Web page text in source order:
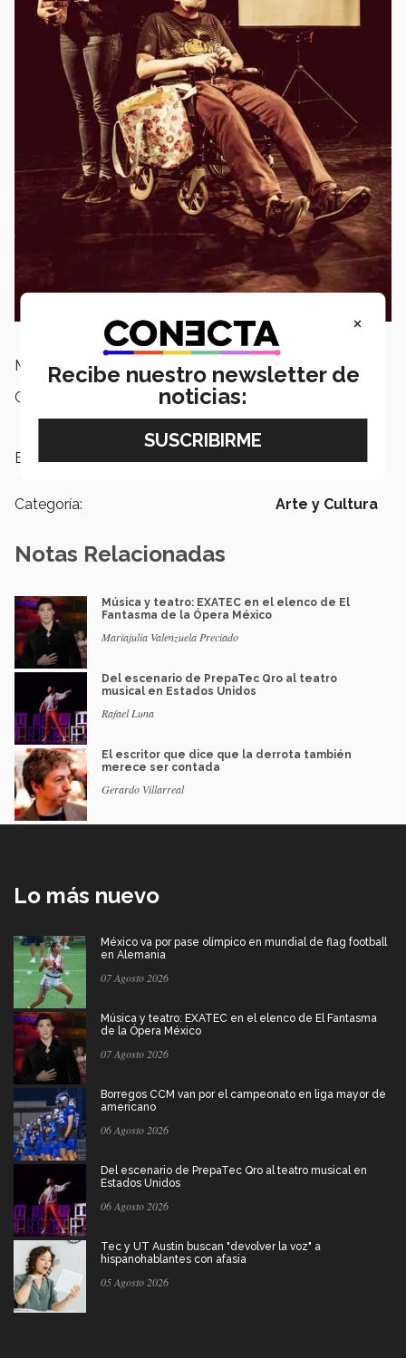
Museo Tec | Puebla
Campus:
Etiquetas: arte y cultura
Categoría: Arte y Cultura
Notas Relacionadas
Música y teatro: EXATEC en el elenco de El
Fantasma de la Ópera México
Mariajulia Valenzuela Preciado
Del escenario de PrepaTec Qro al teatro
musical en Estados Unidos
Rafael Luna
El escritor que dice que la derrota también
merece ser contada
Gerardo Villarreal
Lo más nuevo
México va por pase olímpico en mundial de flag football
en Alemania
07 Agosto 2026
Música y teatro: EXATEC en el elenco de El Fantasma
de la Ópera México
07 Agosto 2026
Borregos CCM van por el campeonato en liga mayor de
americano
06 Agosto 2026
Del escenario de PrepaTec Qro al teatro musical en
Estados Unidos
06 Agosto 2026
Tec y UT Austin buscan "devolver la voz" a
hispanohablantes con afasia
05 Agosto 2026
×
Recibe nuestro newsletter de
noticias: